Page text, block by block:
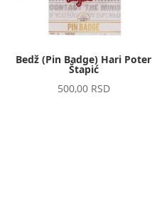
Bedž (Pin Badge) Hari Poter
Štapić
500,00 RSD